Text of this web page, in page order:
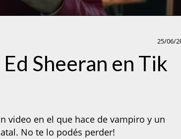
25/06/
Sheeran en Tik
video en el que hace de vampiro y un
No te lo podés perder!